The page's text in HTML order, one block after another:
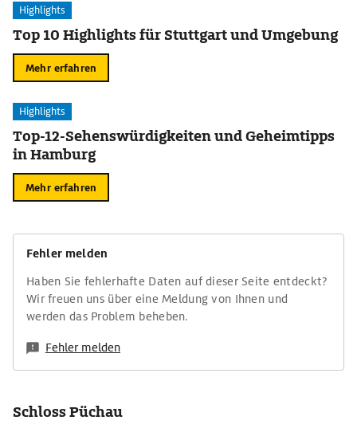
Highlights
Top 10 Highlights für Stuttgart und Umgebung
Mehr erfahren
Highlights
Top-12-Sehenswürdigkeiten und Geheimtipps
in Hamburg
Mehr erfahren
Fehler melden
Haben Sie fehlerhafte Daten auf dieser Seite entdeckt?
Wir freuen uns über eine Meldung von Ihnen und
werden das Problem beheben.
Fehler melden
Schloss Püchau